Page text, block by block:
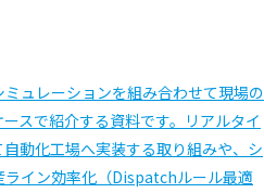
ュレーションを組み合わせて現場の
スで紹介する資料です。リアルタイ
動化工場へ実装する取り組みや、シ
ライン効率化（Dispatchルール最適